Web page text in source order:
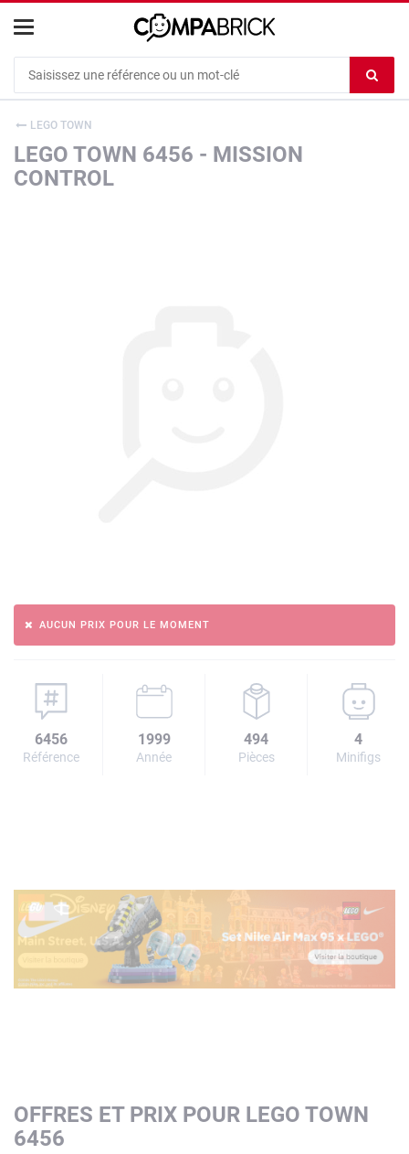
le
LEGO TOWN
LEGO TOWN 6456 - MISSION
CONTROL
AUCUN PRIX POUR LE MOMENT
6456
Référence
1999
Année
494
Pièces
4
Minifigs
OFFRES ET PRIX POUR LEGO TOWN
6456
Cookies management panel